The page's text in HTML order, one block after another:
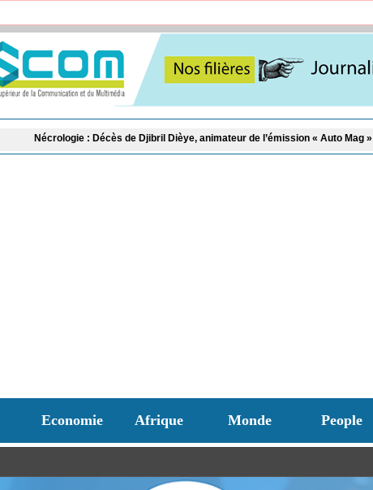
: Décès de Djibril Dièye, animateur de l’émission « Auto Mag » sur la TFM
Economie Afrique Monde People